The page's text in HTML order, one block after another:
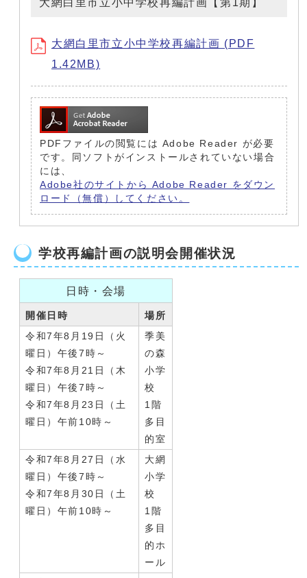
大網白里市立小中学校再編計画 (PDF
1.42MB)
PDFファイルの閲覧には Adobe Reader が必要
です。同ソフトがインストールされていない場合
には、
Adobe社のサイトから Adobe Reader をダウン
ロード（無償）してください。
学校再編計画の説明会開催状況
日時・会場
開催日時
場所
令和7年8月19日（火
曜日）午後7時～
令和7年8月21日（木
曜日）午後7時～
令和7年8月23日（土
曜日）午前10時～
季美
の森
小学
校
1階
多目
的室
令和7年8月27日（水
曜日）午後7時～
令和7年8月30日（土
曜日）午前10時～
大網
小学
校
1階
多目
的ホ
ール